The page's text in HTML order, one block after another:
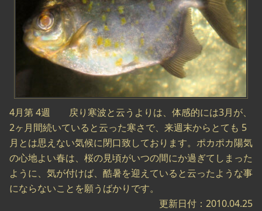
4月第 4週 戻り寒波と云うよりは、体感的には3月が、
2ヶ月間続いていると云った寒さで、来週末からとても 5
月とは思えない気候に閉口致しております。ポカポカ陽気
の心地よい春は、桜の見頃がいつの間にか過ぎてしまった
ように、気が付けば、酷暑を迎えていると云ったような事
にならないことを願うばかりです。
更新日付：2010.04.25